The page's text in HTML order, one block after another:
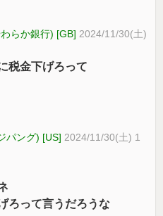
らか銀行) [GB] 2024/11/30(土)
税金下げろって
パング) [US] 2024/11/30(土) 1
ろって言うだろうな